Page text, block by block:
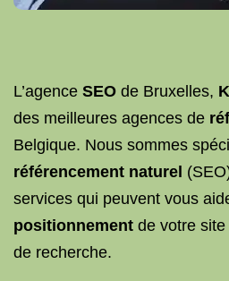
L’agence SEO de Bruxelles,
des meilleures agences de
Belgique. Nous sommes
référencement naturel
services qui peuvent vous
positionnement de votre
de recherche.